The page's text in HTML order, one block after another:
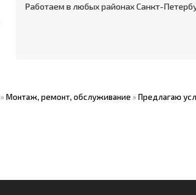
Работаем в любых районах Санкт-
»Монтаж, ремонт, обслуживание »Предлагаю